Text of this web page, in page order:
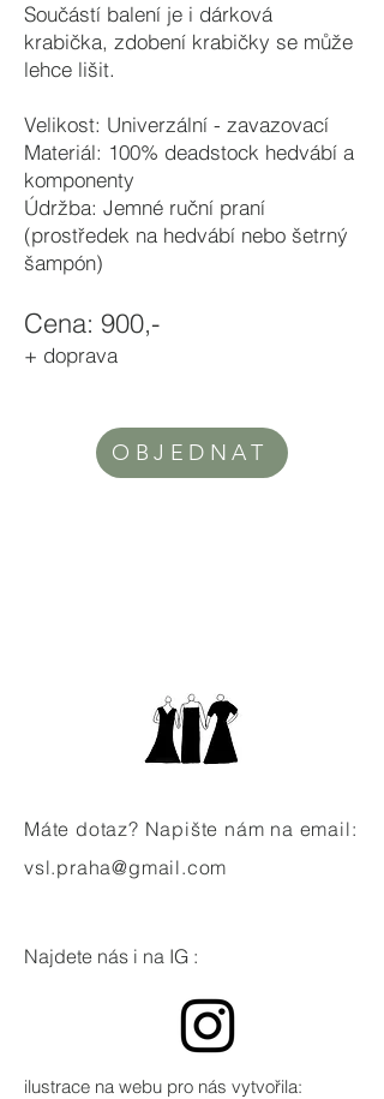
Součástí balení je i dárková
krabička, zdobení krabičky se může
lehce lišit.
Velikost: Univerzální - zavazovací
Materiál: 100% deadstock hedvábí a
komponenty
Údržba: Jemné ruční praní
(prostředek na hedvábí nebo šetrný
šampón)
Cena: 900,-
+ doprava
OBJEDNAT
Máte dotaz? Napište nám na email:
vsl.praha@gmail.com
Najdete nás i na IG :
ilustrace na webu pro nás vytvořila: